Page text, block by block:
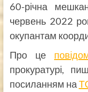
60-річна
червень 2022
окупантам
Про це
прокуратурі,
посиланням на